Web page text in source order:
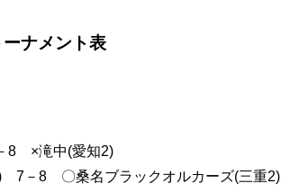
ナメント表
8 ×滝中(愛知2)
7－8 〇桑名ブラックオルカーズ(三重2)